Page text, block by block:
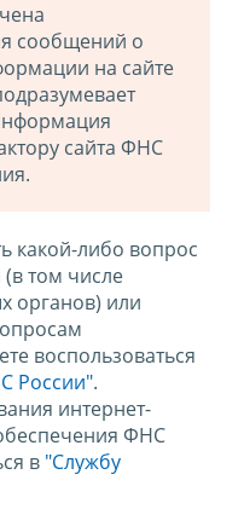
сообщений о
на сайте
сайта ФНС
какой-либо вопрос
том числе
органов) или
воспользоваться
России".
интернет-
ФНС
в "Службу